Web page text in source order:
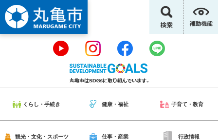
ー
ジ
の
。
ニ
ュ
ー
て
くらし・手続き 健康・福祉 子育て・教育
観光・文化・スポーツ 仕事・産業 行政情報